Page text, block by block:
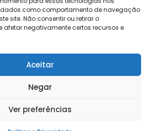
como comportamento de navegação
site. Não consentir ou retirar o
afetar negativamente certos recursos e
Aceitar
Negar
Ver preferências
de
NG Essence
eKeep
FisCo
Software | CNPJ: 14.766.429/0001-07
1462 – Lourdes, Belo Horizonte – MG, 30160-042